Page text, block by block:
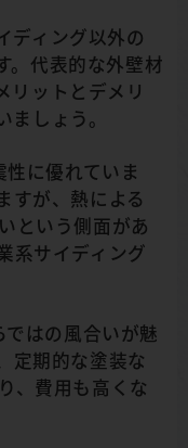
ディング以外の
。代表的な外壁材
リットとデメリ
しょう。
に優れていま
すが、熱による
という側面があ
系サイディング
ではの風合いが魅
定期的な塗装な
、費用も高くな